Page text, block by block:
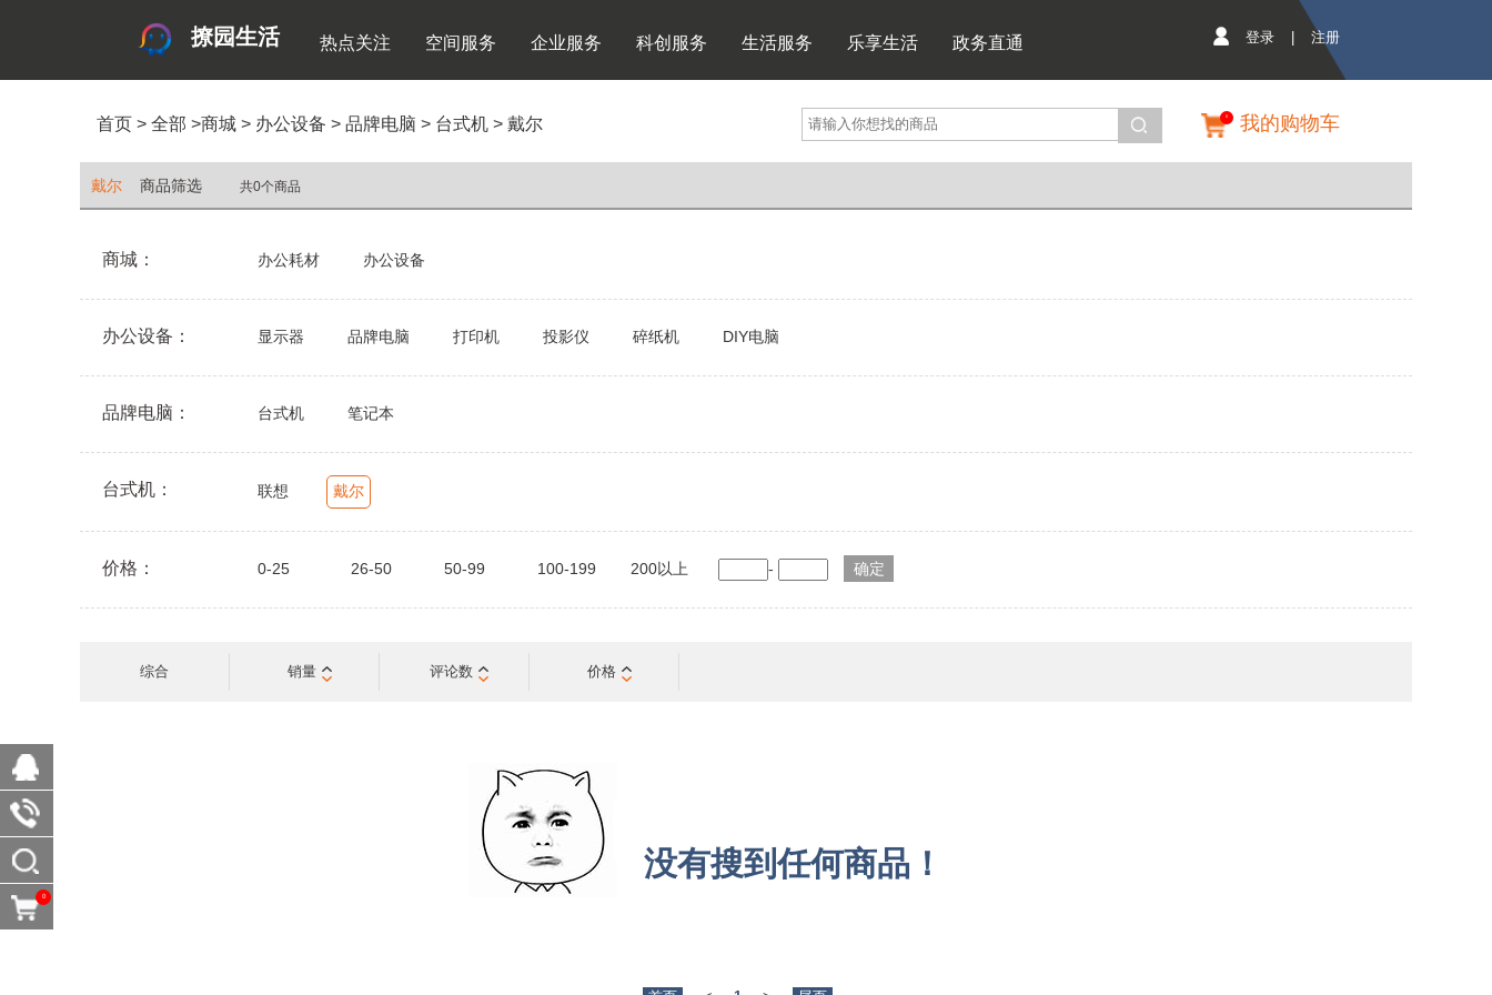
撩园生活 热点关注 空间服务 企业服务 科创服务 生活服务 乐享生活 政务直通 登录 注册
首页 > 全部 >商城 > 办公设备 > 品牌电脑 > 台式机 > 戴尔 0 我的购物车
戴尔 商品筛选 共0个商品
商城： 办公耗材 办公设备
办公设备： 显示器 品牌电脑 打印机 投影仪 碎纸机 DIY电脑
品牌电脑： 台式机 笔记本
台式机： 联想 戴尔
价格： 0-25 26-50 50-99 100-199 200以上 -
综合 销量 评论数 价格
没有搜到任何商品！
0